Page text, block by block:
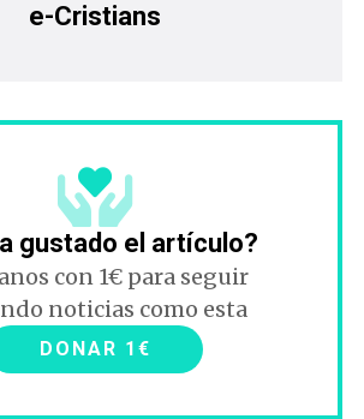
e-Cristians
gustado el artículo?
con 1€ para seguir
noticias como esta
DONAR 1€